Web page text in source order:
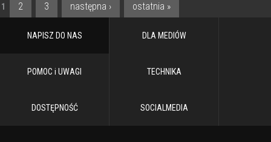
STRONY
1 2 3 następna › ostatnia »
NAPISZ DO NAS DLA MEDIÓW
POMOC i UWAGI TECHNIKA
DOSTĘPNOŚĆ SOCIALMEDIA